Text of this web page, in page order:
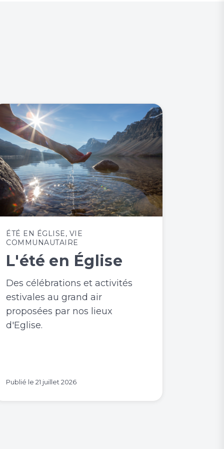
ÉTÉ EN ÉGLISE, VIE
COMMUNAUTAIRE
L'été en Église
Des célébrations et activités
estivales au grand air
proposées par nos lieux
d'Eglise.
Publié le 21 juillet 2026